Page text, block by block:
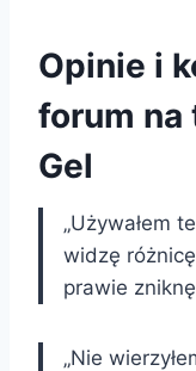
Opinie i
forum na
Gel
„Używałem
widzę
prawie
„Nie